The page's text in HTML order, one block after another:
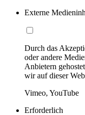
Externe
Durch das
oder andere
Anbietern
wir auf dieser
Vimeo, YouTube
Erforderlich